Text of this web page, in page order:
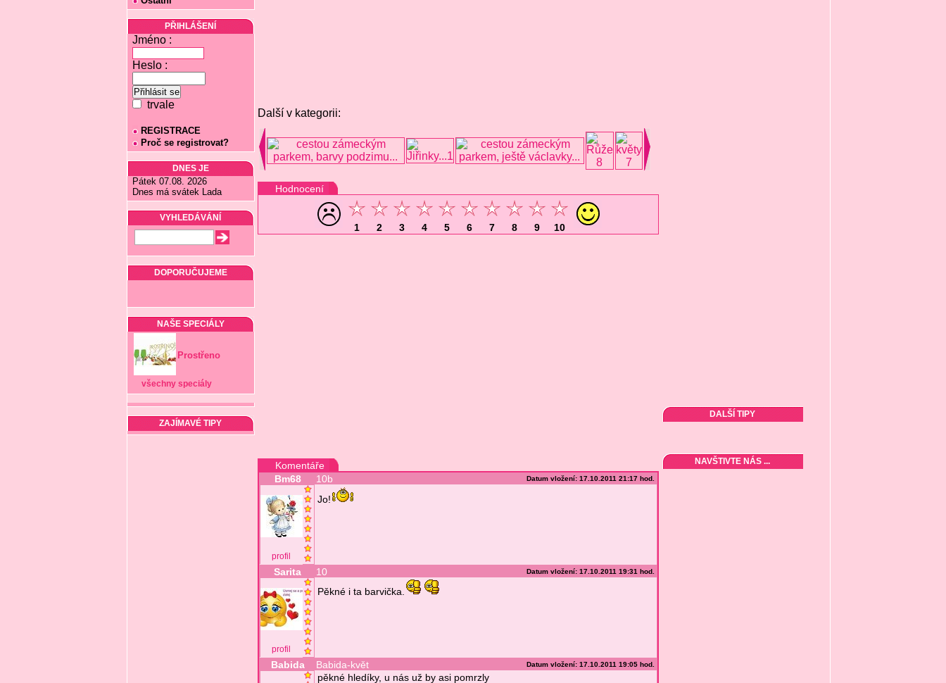
PŘIHLÁŠENÍ
Jméno :
Heslo :
trvale
REGISTRACE
Proč se registrovat?
DNES JE
Pátek 07.08. 2026
Dnes má svátek Lada
VYHLEDÁVÁNÍ
DOPORUČUJEME
NAŠE SPECIÁLY
Prostřeno
všechny speciály
ZAJÍMAVÉ TIPY
Další v kategorii:
Hodnocení
1 2 3 4 5 6 7 8 9 10
Komentáře
Bm68
10b Datum vložení: 17.10.2011 21:17 hod.
profil
Jo!
Sarita 10 Datum vložení: 17.10.2011 19:31 hod.
profil
Pěkné i ta barvička.
Babida Babida-květ Datum vložení: 17.10.2011 19:05 hod.
pěkné hledíky, u nás už by asi pomrzly
DALŠÍ TIPY
NAVŠTIVTE NÁS ...